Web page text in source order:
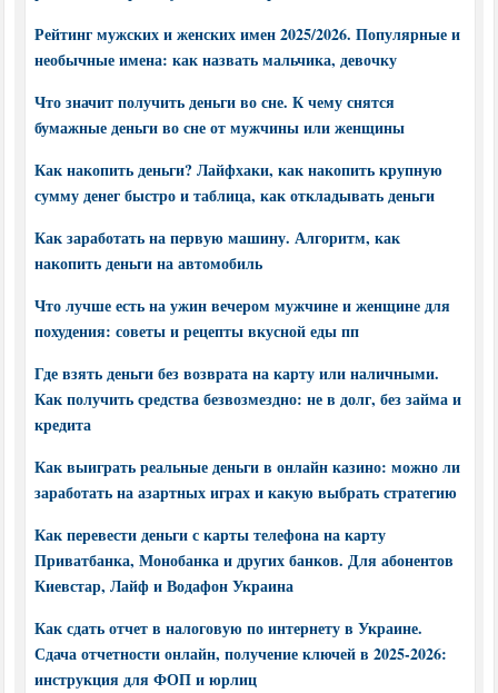
Рейтинг мужских и женских имен 2025/2026. Популярные и
необычные имена: как назвать мальчика, девочку
Что значит получить деньги во сне. К чему снятся
бумажные деньги во сне от мужчины или женщины
Как накопить деньги? Лайфхаки, как накопить крупную
сумму денег быстро и таблица, как откладывать деньги
Как заработать на первую машину. Алгоритм, как
накопить деньги на автомобиль
Что лучше есть на ужин вечером мужчине и женщине для
похудения: советы и рецепты вкусной еды пп
Где взять деньги без возврата на карту или наличными.
Как получить средства безвозмездно: не в долг, без займа и
кредита
Как выиграть реальные деньги в онлайн казино: можно ли
заработать на азартных играх и какую выбрать стратегию
Как перевести деньги с карты телефона на карту
Приватбанка, Монобанка и других банков. Для абонентов
Киевстар, Лайф и Водафон Украина
Как сдать отчет в налоговую по интернету в Украине.
Сдача отчетности онлайн, получение ключей в 2025-2026:
инструкция для ФОП и юрлиц